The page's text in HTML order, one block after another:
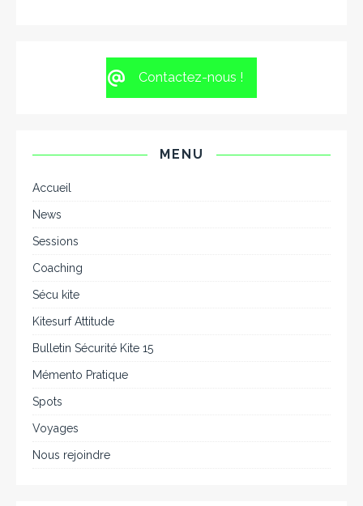
Contactez-nous !
MENU
Accueil
News
Sessions
Coaching
Sécu kite
Kitesurf Attitude
Bulletin Sécurité Kite 15
Mémento Pratique
Spots
Voyages
Nous rejoindre